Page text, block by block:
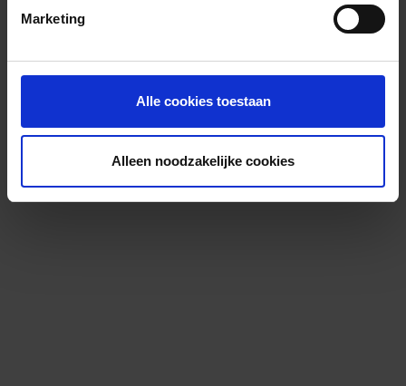
Marketing
Alle cookies toestaan
Alleen noodzakelijke cookies